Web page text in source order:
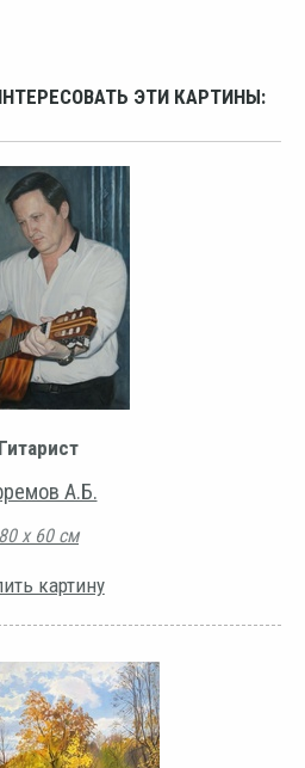
ЭТИ КАРТИНЫ:
Гитарист
А.Б.
80 х 60 см
картину